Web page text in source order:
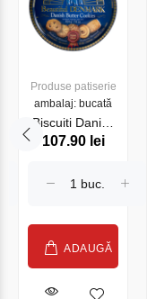
Produse patiserie
ambalaj: bucată
Biscuiti Danish
Butter Cookies
107.90 lei
ADAUGĂ